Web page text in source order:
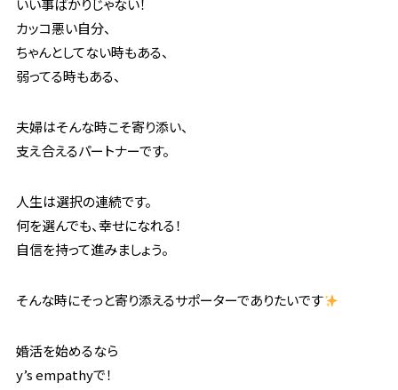
いい事ばかりじゃない！
カッコ悪い自分、
ちゃんとしてない時もある、
弱ってる時もある、
夫婦はそんな時こそ寄り添い、
支え合えるパートナーです。
人生は選択の連続です。
何を選んでも、幸せになれる！
自信を持って進みましょう。
そんな時にそっと寄り添えるサポーターでありたいです
婚活を始めるなら
y’s empathyで！